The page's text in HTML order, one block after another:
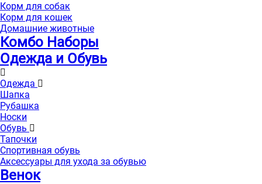
Корм для собак
Корм для кошек
Домашние животные
Комбо Наборы
Одежда и Обувь
Одежда
Шапка
Рубашка
Носки
Обувь
Тапочки
Спортивная обувь
Аксессуары для ухода за обувью
Венок